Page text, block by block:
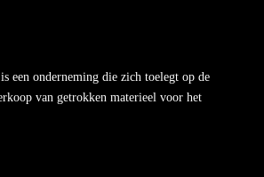
een onderneming die zich toelegt op de
van getrokken materieel voor het